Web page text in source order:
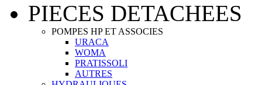
PIECES DETACHEES
POMPES HP ET ASSOCIES
URACA
WOMA
PRATISSOLI
AUTRES